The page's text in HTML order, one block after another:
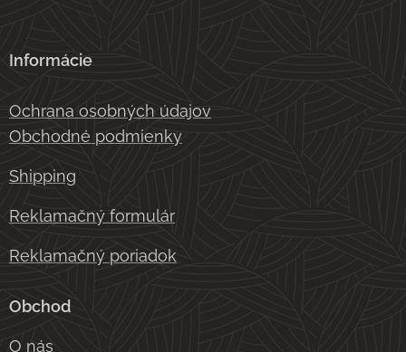
Informácie
Ochrana osobných údajov
Obchodné podmienky
Shipping
Reklamačný formulár
Reklamačný poriadok
Obchod
O nás